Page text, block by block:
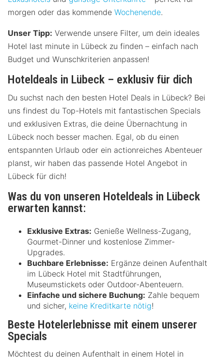
morgen oder das kommende Wochenende.
Unser Tipp: Verwende unsere Filter, um dein ideales
Hotel last minute in Lübeck zu finden – einfach nach
Budget und Wunschkriterien anpassen!
Hoteldeals in Lübeck – exklusiv für dich
Du suchst nach den besten Hotel Deals in Lübeck? Bei
uns findest du Top-Hotels mit fantastischen Specials
und exklusiven Extras, die deine Übernachtung in
Lübeck noch besser machen. Egal, ob du einen
entspannten Urlaub oder ein actionreiches Abenteuer
planst, wir haben das passende Hotel Angebot in
Lübeck für dich!
Was du von unseren Hoteldeals in Lübeck
erwarten kannst:
Exklusive Extras: Genieße Wellness-Zugang,
Gourmet-Dinner und kostenlose Zimmer-
Upgrades.
Buchbare Erlebnisse: Ergänze deinen Aufenthalt
im Lübeck Hotel mit Stadtführungen,
Museumstickets oder Outdoor-Abenteuern.
Einfache und sichere Buchung: Zahle bequem
und sicher, keine Kreditkarte nötig!
Beste Hotelerlebnisse mit einem unserer
Specials
Möchtest du deinen Aufenthalt in einem Hotel in